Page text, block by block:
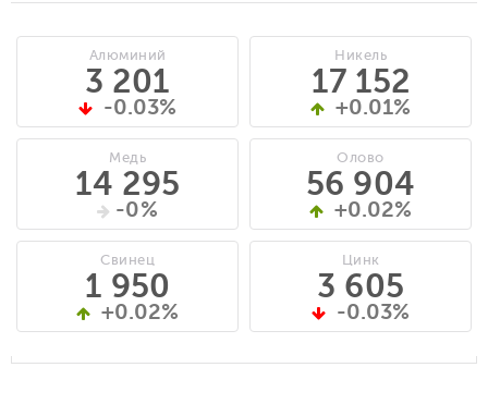
Алюминий
3 201
-0.03%
Медь
14 295
-0%
Свинец
1 950
+0.02%
Никель
17 152
+0.01%
Олово
56 904
+0.02%
Цинк
3 605
-0.03%